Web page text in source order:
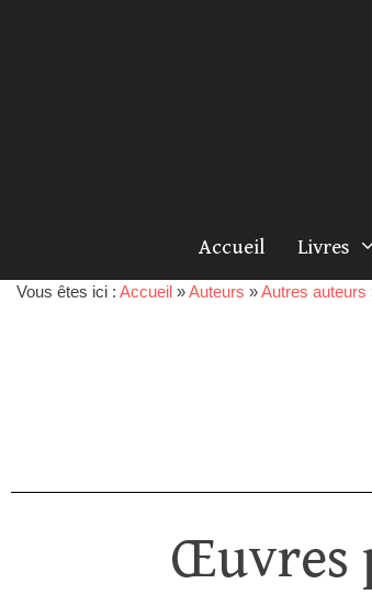
Accueil Livres
Vous êtes ici : Accueil »Auteurs »Autres auteurs
Œuvres